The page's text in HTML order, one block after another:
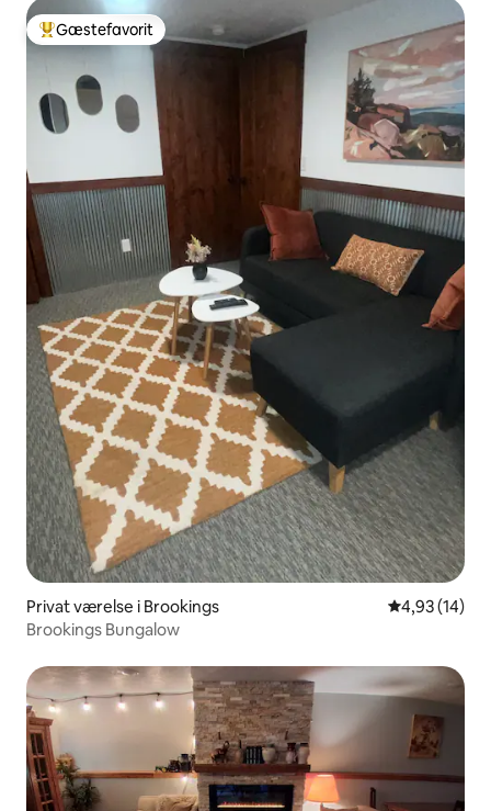
Bedste gæstefavorit
Gæstefavorit
Privat værelse i Brookings 4,93 ud af 5
4,93 (14)
Brookings Bungalow